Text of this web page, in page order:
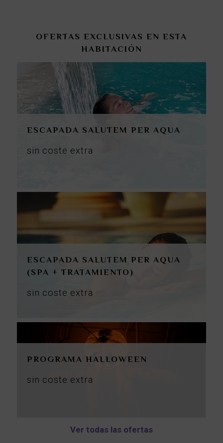
OFERTAS EXCLUSIVAS EN ESTA
HABITACIÓN
ESCAPADA SALUTEM PER AQUA
sin coste extra
ESCAPADA SALUTEM PER AQUA
(SPA + TRATAMIENTO)
sin coste extra
PROGRAMA HALLOWEEN
sin coste extra
Ver todas las ofertas